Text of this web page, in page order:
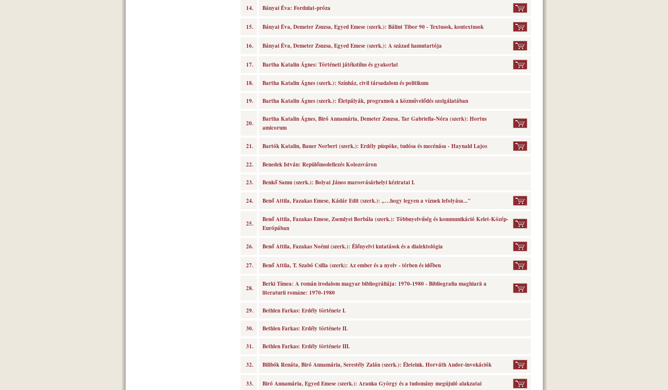
14. Bányai Éva: Fordulat-próza
15. Bányai Éva, Demeter Zsuzsa, Egyed Emese (szerk.): Bálint Tibor 90 - Textusok, kontextusok
16. Bányai Éva, Demeter Zsuzsa, Egyed Emese (szerk.): A század hamutartója
17. Bartha Katalin Ágnes: Történeti játékstílus és gyakorlat
18. Bartha Katalin Ágnes (szerk.): Színház, civil társadalom és politikum
19. Bartha Katalin Ágnes (szerk.): Életpályák, programok a közművelődés szolgálatában
20.
Bartha Katalin Ágnes, Biró Annamária, Demeter Zsuzsa, Tar Gabriella-Nóra (szerk): Hortus
amicorum
21. Bartók Katalin, Bauer Norbert (szerk.): Erdély püspöke, tudósa és mecénása - Haynald Lajos
22. Benedek István: Repülőmodellezés Kolozsváron
23. Benkő Samu (szerk.): Bolyai János marosvásárhelyi kéziratai I.
24. Benő Attila, Fazakas Emese, Kádár Edit (szerk.): „…hogy legyen a víznek lefolyása..."
25.
Benő Attila, Fazakas Emese, Zsemlyei Borbála (szerk.): Többnyelvűség és kommunikáció Kelet-Közép-
Európában
26. Benő Attila, Fazakas Noémi (szerk.): Élőnyelvi kutatások és a dialektológia
27. Benő Attila, T. Szabó Csilla (szerk): Az ember és a nyelv - térben és időben
28.
Berki Tímea: A román irodalom magyar bibliográfiája: 1970-1980 - Bibliografia maghiară a
literaturii române: 1970-1980
29. Bethlen Farkas: Erdély története I.
30. Bethlen Farkas: Erdély története II.
31. Bethlen Farkas: Erdély története III.
32. Bilibók Renáta, Biró Annamária, Serestély Zalán (szerk.): Életeink. Horváth Andor-invokációk
33. Biró Annamária, Egyed Emese (szerk.): Aranka György és a tudomány megújuló alakzatai